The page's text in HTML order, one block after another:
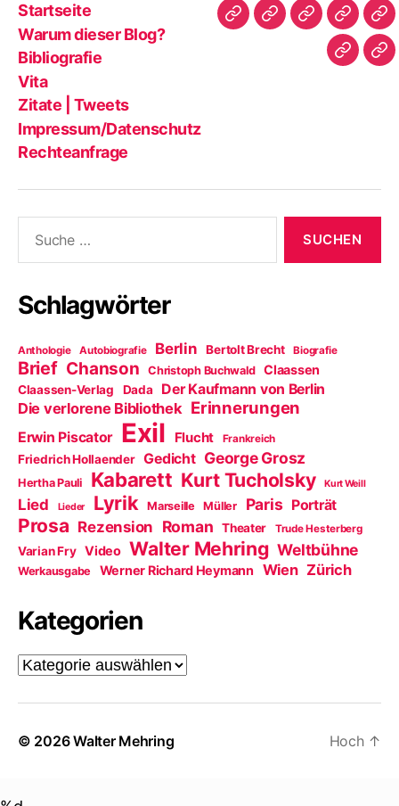
Startseite
Warum dieser Blog?
Bibliografie
Vita
Zitate | Tweets
Impressum/Datenschutz
Rechteanfrage
Startseite
WarumBibliografie
Vita
|
nach:
Schlagwörter
Anthologie Autobiografie Berlin Bertolt Brecht Biografie
Brief Chanson Christoph Buchwald Claassen
Claassen-Verlag Dada Der Kaufmann von Berlin
Die verlorene Bibliothek Erinnerungen
Erwin Piscator Exil Flucht Frankreich
Friedrich Hollaender Gedicht George Grosz
Hertha Pauli Kabarett Kurt Tucholsky Kurt Weill
Lied Lieder Lyrik Marseille Müller Paris Porträt
Prosa Rezension Roman Theater Trude Hesterberg
Varian Fry Video Walter Mehring Weltbühne
Werkausgabe Werner Richard Heymann Wien Zürich
Kategorien
Kategorien
© 2026Walter Mehring Hoch ↑